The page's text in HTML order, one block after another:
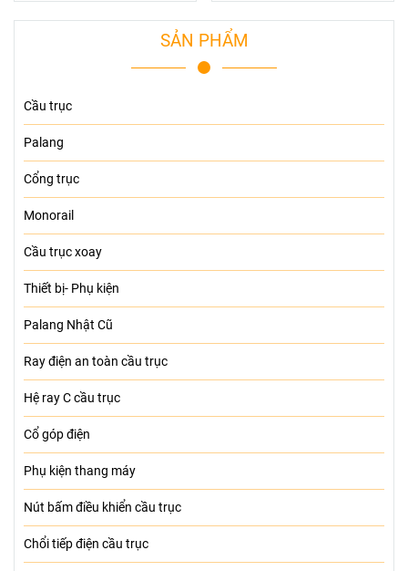
SẢN PHẨM
Cầu trục
Palang
Cổng trục
Monorail
Cầu trục xoay
Thiết bị- Phụ kiện
Palang Nhật Cũ
Ray điện an toàn cầu trục
Hệ ray C cầu trục
Cổ góp điện
Phụ kiện thang máy
Nút bấm điều khiển cầu trục
Chổi tiếp điện cầu trục